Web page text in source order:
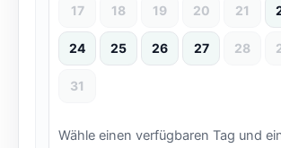
17 18 19 20 21
24 25 26 27 28
31
Wähle einen verfügbaren Tag und